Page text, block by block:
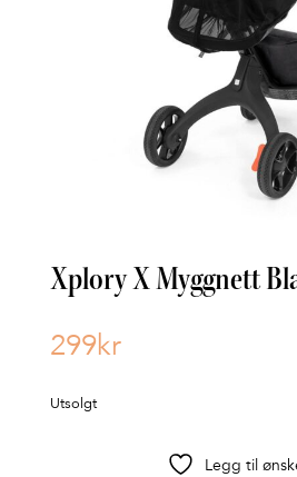
Xplory X Myggnett
299kr
Utsolgt
Legg til